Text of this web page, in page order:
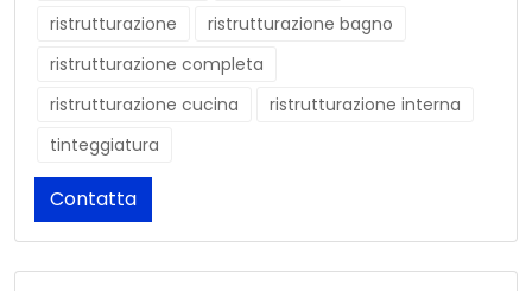
ristrutturazione
ristrutturazione bagno
ristrutturazione completa
ristrutturazione cucina
ristrutturazione interna
tinteggiatura
Contatta